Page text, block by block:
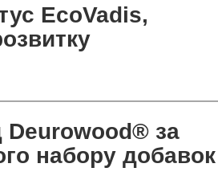
EcoVadis,
Deurowood® за
набору